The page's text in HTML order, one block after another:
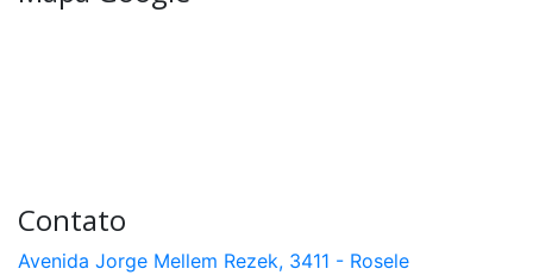
Contato
Avenida Jorge Mellem Rezek, 3411 - Rosele